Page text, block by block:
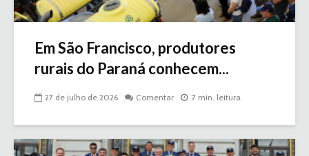
Em São Francisco, produtores
rurais do Paraná conhecem...
27 de julho de 2026 Comentar 7 min. leitura